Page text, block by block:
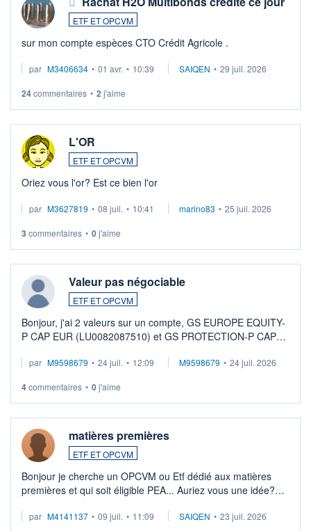
ETF ET OPCVM
sur mon compte espèces CTO Crédit Agricole .
par M3406634 • 01 avr. • 10:39 SAIQEN • 29 juil. 2026
24commentaires • 2 j'aime
L'OR
ETF ET OPCVM
Oriez vous l'or? Est ce bien l'or
par M3627819 • 08 juil. • 10:41 marino83 • 25 juil. 2026
3 commentaires • 0j'aime
Valeur pas négociable
ETF ET OPCVM
Bonjour, j'ai 2 valeurs sur un compte, GS EUROPE EQUITY-
P CAP EUR (LU0082087510) et GS PROTECTION-P CAP
veux procéder à la vente, on me signale ...
par M9598679 • 24 juil. • 12:09 M9598679 • 24 juil. 2026
4commentaires • 0j'aime
matières premières
ETF ET OPCVM
Bonjour je cherche un OPCVM ou Etf dédié aux matières
premières et qui soit éligible PEA... Auriez vous une idée?
par M4141137 • 09 juil. • 11:09 SAIQEN • 23 juil. 2026